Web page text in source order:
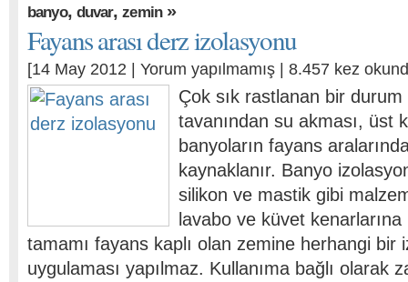
banyo, duvar,zemin»
Fayans arası derz izolasyonu
[14 May 2012 | Yorum yapılmamış | 8.457 kez
Çok sık rastlanan bir
tavanından su akması, üst
banyoların fayans
kaynaklanır. Banyo
silikon ve mastik gibi
lavabo ve küvet kenarlarına
tamamı fayans kaplı olan zemine herhangi bir
uygulaması yapılmaz. Kullanıma bağlı olarak